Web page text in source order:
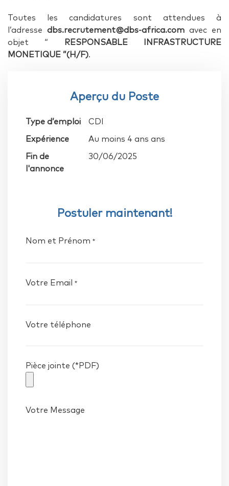
Toutes les candidatures sont attendues à
l’adresse dbs.recrutement@dbs-africa.com avec en
objet “
RESPONSABLE INFRASTRUCTURE
MONETIQUE ”(H/F).
Aperçu du Poste
Type d’emploi CDI
Expérience Au moins 4 ans ans
Fin de
l'annonce
30/06/2025
Postuler maintenant!
Nom et Prénom *
Votre Email *
Votre téléphone
Pièce jointe (*PDF)
Votre Message